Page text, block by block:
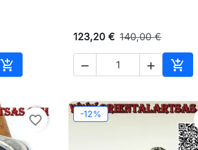

Aggiungi al carrello
123,20 € 140,00 €
  
favorite_border -12%